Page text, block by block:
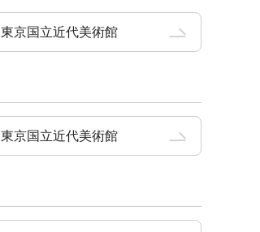
東京国立近代美術館
東京国立近代美術館